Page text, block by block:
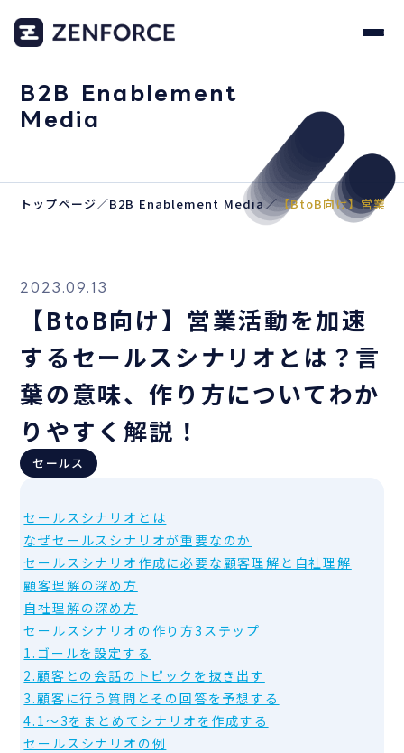
B2B Enablement
Media
トップページ／B2B Enablement Media／【BtoB向け】営業活
2023.09.13
【BtoB向け】営業活動を加速
するセールスシナリオとは？言
葉の意味、作り方についてわか
りやすく解説！
セールス
セールスシナリオとは
なぜセールスシナリオが重要なのか
セールスシナリオ作成に必要な顧客理解と自社理解
顧客理解の深め方
自社理解の深め方
セールスシナリオの作り方3ステップ
1.ゴールを設定する
2.顧客との会話のトピックを抜き出す
3.顧客に行う質問とその回答を予想する
4.1〜3をまとめてシナリオを作成する
セールスシナリオの例